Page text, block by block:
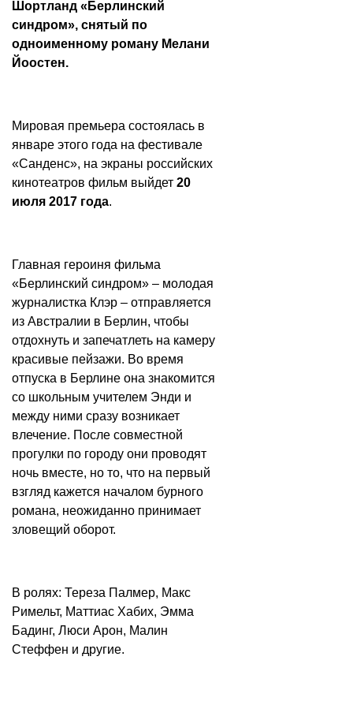
Шортланд «Берлинский
синдром», снятый по
одноименному роману Мелани
Йоостен.
Мировая премьера состоялась в
январе этого года на фестивале
«Санденс», на экраны российских
кинотеатров фильм выйдет 20
июля 2017 года.
Главная героиня фильма
«Берлинский синдром» – молодая
журналистка Клэр – отправляется
из Австралии в Берлин, чтобы
отдохнуть и запечатлеть на камеру
красивые пейзажи. Во время
отпуска в Берлине она знакомится
со школьным учителем Энди и
между ними сразу возникает
влечение. После совместной
прогулки по городу они проводят
ночь вместе, но то, что на первый
взгляд кажется началом бурного
романа, неожиданно принимает
зловещий оборот.
В ролях: Тереза Палмер, Макс
Римельт, Маттиас Хабих, Эмма
Бадинг, Люси Арон, Малин
Стеффен и другие.